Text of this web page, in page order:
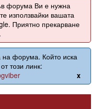
форума Ви е нужна
използвайки вашата
Приятно прекарване
на форума. Който иска
този линк:
x